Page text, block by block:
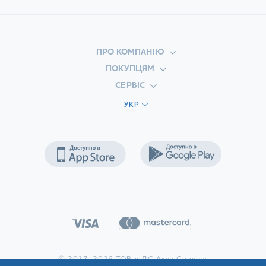
смакування з молоком, вершками і в чистому
Який варіант вибирати — питання особистих
уподобань і наявності кавової машини. Задля
чистих матеріалів. Насолоджуйтеся «напоєм
бадьорості» вдома чи в офісі!
популярністю. Оформивши замовлення на нашому
сайті, ви отримуєте оперативну доставку в будь-який
продукцію, необхідну для приготування смачних
ПРО КОМПАНІЮ
ПОКУПЦЯМ
СЕРВІС
УКР
© 2017-2026 ТОВ «ІДС Аква Сервіс»